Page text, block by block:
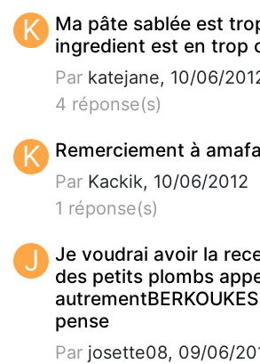
K
Ma pâte sablée est
ingredient est en trop
Par katejane, 10/06/
4 réponse(s)
K Remerciement à
Par Kackik, 10/06/2012
1 réponse(s)
J
Je voudrai avoir la
des petits plombs
pense
Par josette08, 09/06/